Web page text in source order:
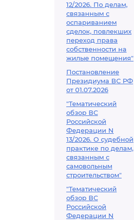
12/2026. По делам,
связанным с
оспариванием
сделок, повлекших
переход права
собственности на
жилые помещения"
Постановление
Президиума ВС РФ
от 01.07.2026
"Тематический
обзор ВС
Российской
Федерации N
13/2026. О судебной
практике по делам,
связанным с
самовольным
строительством"
"Тематический
обзор ВС
Российской
Федерации N